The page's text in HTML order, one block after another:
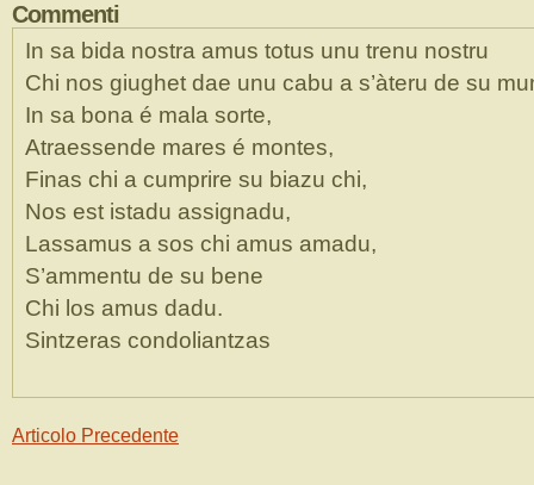
Commenti
In sa bida nostra amus totus unu trenu nostru
Chi nos giughet dae unu cabu a s’àteru de su
In sa bona é mala sorte,
Atraessende mares é montes,
Finas chi a cumprire su biazu chi,
Nos est istadu assignadu,
Lassamus a sos chi amus amadu,
S’ammentu de su bene
Chi los amus dadu.
Sintzeras condoliantzas
Articolo Precedente